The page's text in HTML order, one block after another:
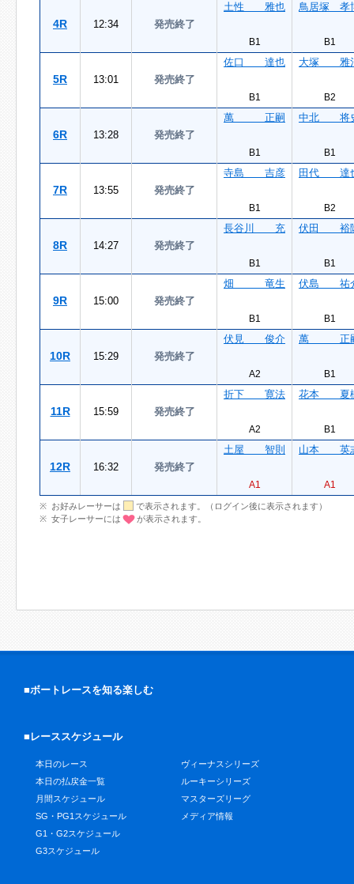
4R 12:34 発売終了
土性 雅也
B1
鳥居塚 孝
B1
5R 13:01 発売終了
佐口 達也
B1
大塚 雅
B2
6R 13:28 発売終了
萬 正嗣
B1
中北 将
B1
7R 13:55 発売終了
寺島 吉彦
B1
田代 達
B2
8R 14:27 発売終了
長谷川 充
B1
伏田 裕
B1
9R 15:00 発売終了
畑 竜生
B1
伏島 祐
B1
10R 15:29 発売終了
伏見 俊介
A2
萬 正
B1
11R 15:59 発売終了
折下 寛法
A2
花本 夏
B1
12R 16:32 発売終了
土屋 智則
A1
山本 英
A1
お好みレーサーは
で表示されます。（ログイン後に表示されます）
女子レーサーには
が表示されます。
■ボートレースを知る楽しむ
■レーススケジュール
本日のレース
本日の払戻金一覧
月間スケジュール
SG・PG1スケジュール
G1・G2スケジュール
G3スケジュール
ヴィーナスシリーズ
ルーキーシリーズ
マスターズリーグ
メディア情報